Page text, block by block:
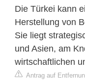
Die Türkei kann
Herstellung von
Sie liegt
und Asien, am
wirtschaftlichen
Antrag auf